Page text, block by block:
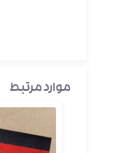
موارد مرتبط